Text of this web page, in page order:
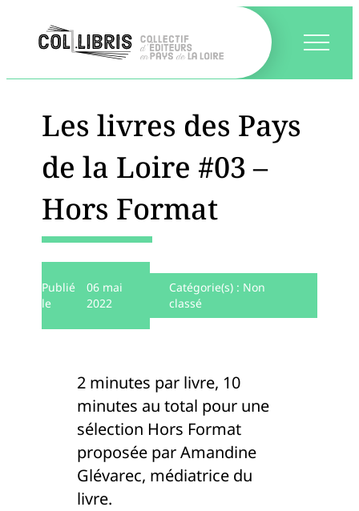
Les livres des Pays
de la Loire #03 –
Hors Format
Publié
le
06 mai
2022
Catégorie(s) : Non
classé
2 minutes par livre, 10
minutes au total pour une
sélection Hors Format
proposée par Amandine
Glévarec, médiatrice du
livre.